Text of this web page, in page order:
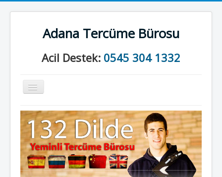
Adana Tercüme Bürosu
Acil Destek: 0545 304 1332
Gezinme
geçişini
Anasayfa
Kurumsal
Neler Yapıyoruz?
İletişim